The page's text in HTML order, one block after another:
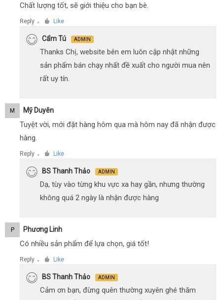
Chất lượng tốt, sẽ giới thiệu cho bạn bè.
Reply ● Like
Cẩm Tú ADMIN
Thanks Chị, website bên em luôn cập nhật những
sản phẩm bán chạy nhất đề xuất cho người mua nên
rất uy tín.
M Mỹ Duyên
Tuyệt vời, mới đặt hàng hôm qua mà hôm nay đã nhận được
hàng.
Reply ● Like
BS Thanh Thảo ADMIN
Dạ, tùy vào từng khu vực xa hay gần, nhưng thường
không quá 2 ngày là nhận được hàng
P Phương Linh
Có nhiều sản phẩm để lựa chọn, giá tốt!
Reply ● Like
BS Thanh Thảo ADMIN
Cảm ơn bạn, đừng quên thường xuyên ghé thăm